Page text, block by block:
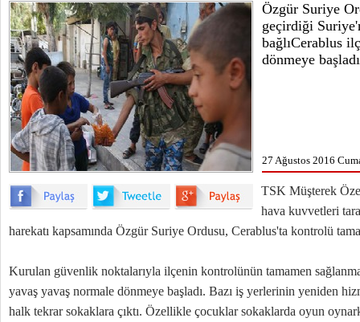
Özgür Suriye
geçirdiği
bağlıCerablus
dönmeye
27 Ağustos 2016
TSK Müşterek
hava kuvvetleri
harekatı kapsamında Özgür Suriye Ordusu, Cerablus'ta kontrolü
Kurulan güvenlik noktalarıyla ilçenin kontrolünün tamamen
yavaş yavaş normale dönmeye başladı. Bazı iş yerlerinin yeniden
halk tekrar sokaklara çıktı. Özellikle çocuklar sokaklarda oyun